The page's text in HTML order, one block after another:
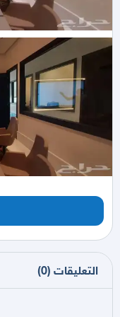
التعليقات (
0
)